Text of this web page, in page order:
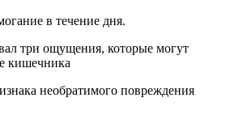
в течение дня.
три ощущения, которые могут
кишечника
необратимого повреждения